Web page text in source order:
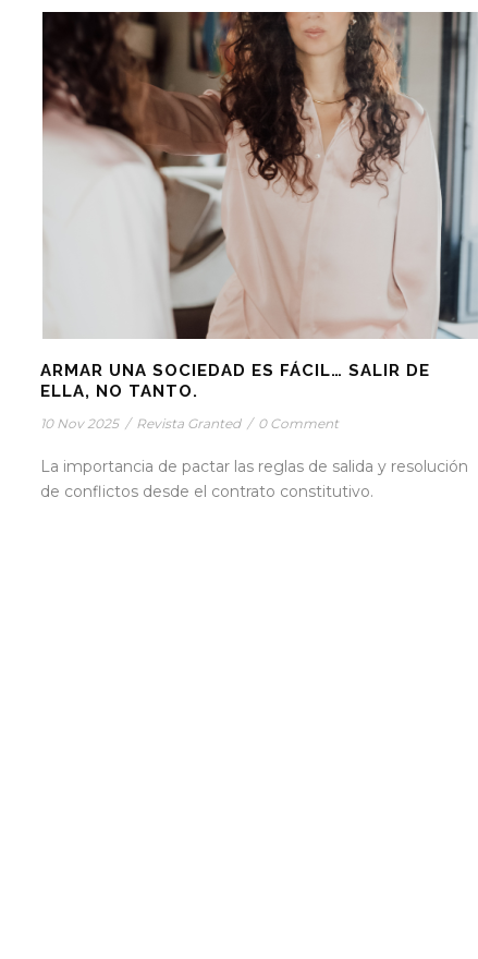
ARMAR UNA SOCIEDAD ES FÁCIL… SALIR DE
ELLA, NO TANTO.
10 Nov 2025 / Revista Granted / 0 Comment
La importancia de pactar las reglas de salida y resolución
de conflictos desde el contrato constitutivo.